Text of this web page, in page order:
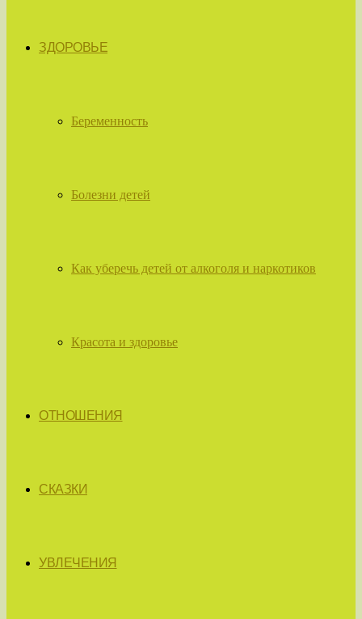
ЗДОРОВЬЕ
Беременность
Болезни детей
Как уберечь детей от алкоголя и наркотиков
Красота и здоровье
ОТНОШЕНИЯ
СКАЗКИ
УВЛЕЧЕНИЯ